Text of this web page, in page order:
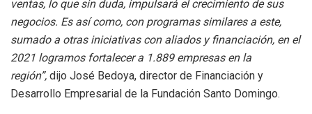
ventas, lo que sin duda, impulsará el crecimiento de sus
negocios. Es así como, con programas similares a este,
sumado a otras iniciativas con aliados y financiación, en el
2021 logramos fortalecer a 1.889 empresas en la
región”, dijo José Bedoya, director de Financiación y
Desarrollo Empresarial de la Fundación Santo Domingo.